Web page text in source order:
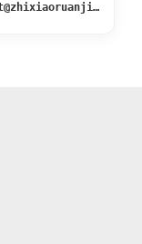
support@zhixiaoruanjian.org